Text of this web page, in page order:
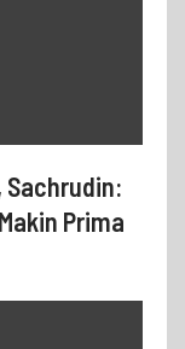
Sachrudin:
Prima